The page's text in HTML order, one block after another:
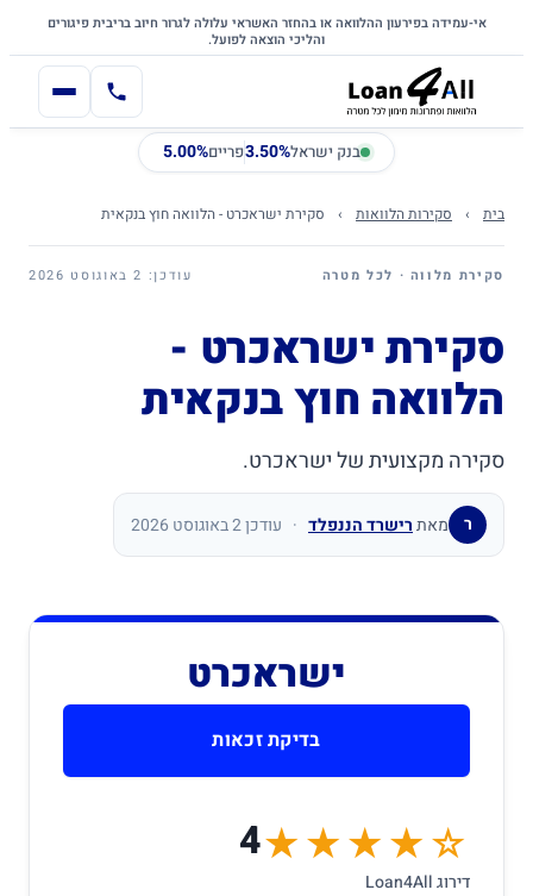
לתוכן
דלג לתוכן הראשי
אי-עמידה בפירעון ההלוואה או בהחזר האשראי עלולה לגרור חיוב בריבית פיגורים
והליכי הוצאה לפועל.
בנק ישראל3.50%פריים5.00%
בית › סקירות הלוואות › סקירת ישראכרט - הלוואה חוץ בנקאית
סקירת מלווה · לכל מטרה עודכן: 2 באוגוסט 2026
סקירת ישראכרט -
הלוואה חוץ בנקאית
סקירה מקצועית של ישראכרט.
ר מאתרישרד הננפלד · עודכן 2 באוגוסט 2026
ישראכרט
בדיקת זכאות
★★★★☆
4
דירוג Loan4All